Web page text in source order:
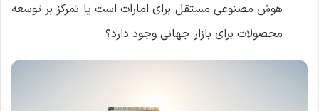
هوش مصنوعی مستقل برای امارات است یا تمرکز بر توسعه
محصولات برای بازار جهانی وجود دارد؟